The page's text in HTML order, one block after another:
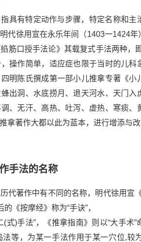
具有特定动作与步骤，特定名称和主
代徐用宣在永乐年间（1403一1424
筋口授手法论》其载复式手法两种，
操作简单，适应症也限于当时的儿科
明陈氏撰成第一部小儿推拿专著《小
出洞、水底捞月、退天河水、天门入
、无汗、高热、吐泻、虚热、寒痰、
拿著作大都以此为蓝本，进行增添与改
手法的名称
代著作中有不同的名称，明代徐用宣
《按摩经》称为“手诀”，
(式)手法”，《推拿指南》则以“大手术
等，为某一手法作用于某一穴位,较